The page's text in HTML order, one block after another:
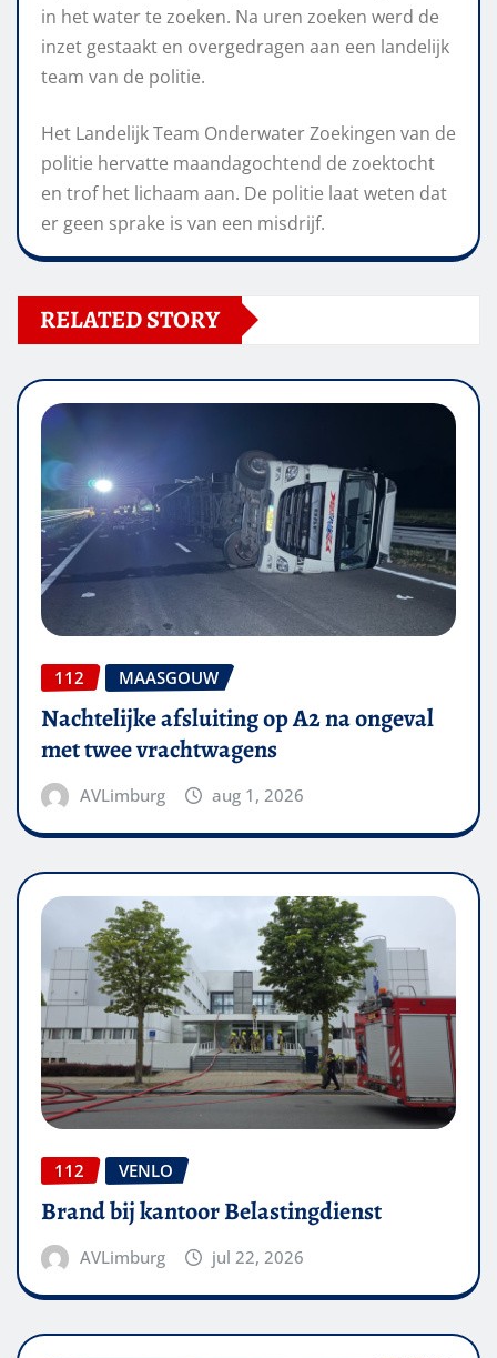
in het water te zoeken. Na uren zoeken werd de
inzet gestaakt en overgedragen aan een landelijk
team van de politie.
Het Landelijk Team Onderwater Zoekingen van de
politie hervatte maandagochtend de zoektocht
en trof het lichaam aan. De politie laat weten dat
er geen sprake is van een misdrijf.
RELATED STORY
112 MAASGOUW
Nachtelijke afsluiting op A2 na ongeval
met twee vrachtwagens
AVLimburg aug 1, 2026
112 VENLO
Brand bij kantoor Belastingdienst
AVLimburg jul 22, 2026